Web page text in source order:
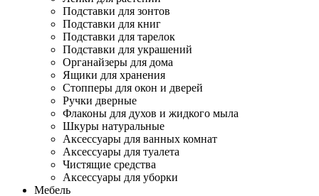
Подставки для зонтов
Подставки для книг
Подставки для тарелок
Подставки для украшений
Органайзеры для дома
Ящики для хранения
Стопперы для окон и дверей
Ручки дверные
Флаконы для духов и жидкого мыла
Шкуры натуральные
Аксессуары для ванных комнат
Аксессуары для туалета
Чистящие средства
Аксессуары для уборки
Мебель